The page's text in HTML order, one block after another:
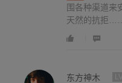
围各种渠道来
天然的抗拒
东方神木